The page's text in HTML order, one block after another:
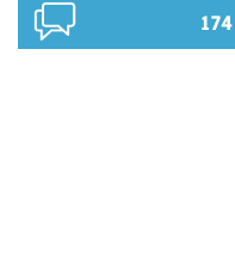
174